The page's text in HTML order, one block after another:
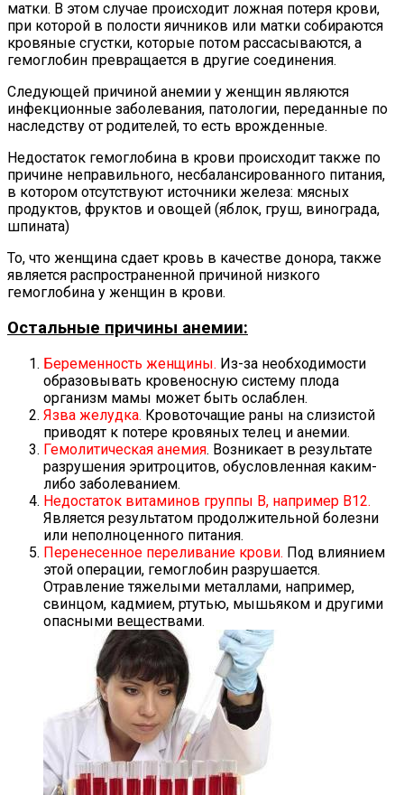
матки. В этом случае происходит ложная потеря крови,
при которой в полости яичников или матки собираются
кровяные сгустки, которые потом рассасываются, а
гемоглобин превращается в другие соединения.
Следующей причиной анемии у женщин являются
инфекционные заболевания, патологии, переданные по
наследству от родителей, то есть врожденные.
Недостаток гемоглобина в крови происходит также по
причине неправильного, несбалансированного питания,
в котором отсутствуют источники железа: мясных
продуктов, фруктов и овощей (яблок, груш, винограда,
шпината)
То, что женщина сдает кровь в качестве донора, также
является распространенной причиной низкого
гемоглобина у женщин в крови.
Остальные причины анемии:
Беременность женщины. Из-за необходимости
образовывать кровеносную систему плода
организм мамы может быть ослаблен.
Язва желудка. Кровоточащие раны на слизистой
приводят к потере кровяных телец и анемии.
Гемолитическая анемия. Возникает в результате
разрушения эритроцитов, обусловленная каким-
либо заболеванием.
Недостаток витаминов группы В, например В12.
Является результатом продолжительной болезни
или неполноценного питания.
Перенесенное переливание крови. Под влиянием
этой операции, гемоглобин разрушается.
Отравление тяжелыми металлами, например,
свинцом, кадмием, ртутью, мышьяком и другими
опасными веществами.